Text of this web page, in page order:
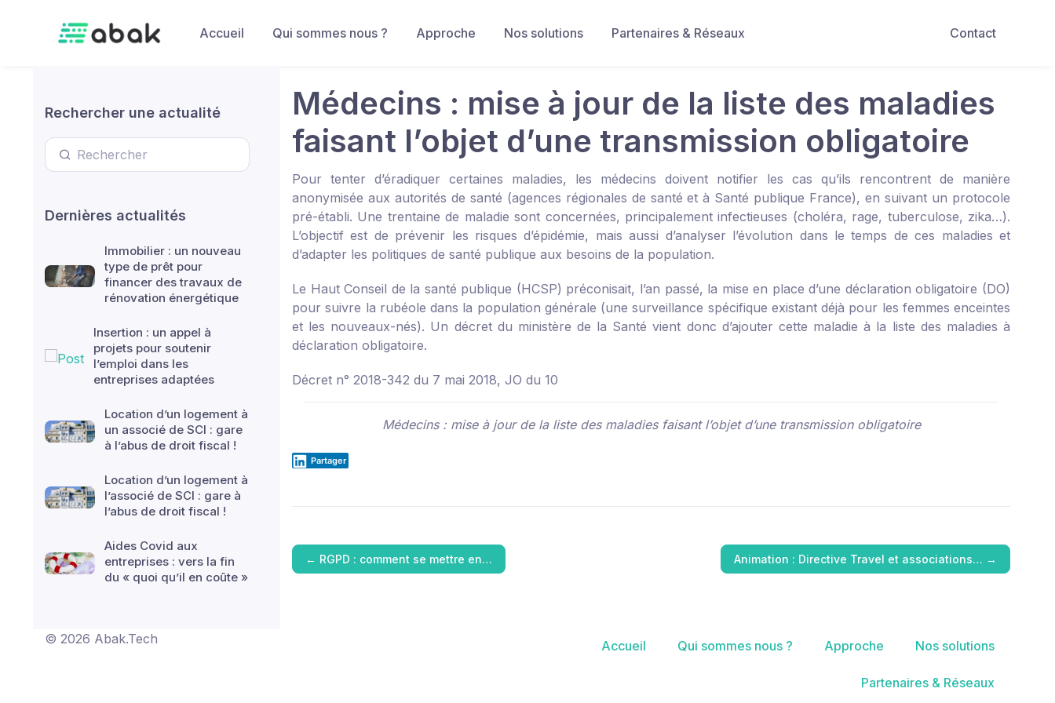
Contact
Accueil Qui sommes nous ? Approche Nos solutions Partenaires & Réseaux
Rechercher une actualité
Dernières actualités
Immobilier : un nouveau
type de prêt pour
financer des travaux de
rénovation énergétique
Insertion : un appel à
projets pour soutenir
l’emploi dans les
entreprises adaptées
Location d’un logement à
un associé de SCI : gare
à l’abus de droit fiscal !
Location d’un logement à
l’associé de SCI : gare à
l’abus de droit fiscal !
Aides Covid aux
entreprises : vers la fin
du « quoi qu’il en coûte »
Médecins : mise à jour de la liste des maladies
faisant l’objet d’une transmission obligatoire
Pour tenter d’éradiquer certaines maladies, les médecins doivent notifier les cas qu’ils rencontrent de manière
anonymisée aux autorités de santé (agences régionales de santé et à Santé publique France), en suivant un protocole
pré-établi. Une trentaine de maladie sont concernées, principalement infectieuses (choléra, rage, tuberculose, zika…).
L’objectif est de prévenir les risques d’épidémie, mais aussi d’analyser l’évolution dans le temps de ces maladies et
d’adapter les politiques de santé publique aux besoins de la population.
Le Haut Conseil de la santé publique (HCSP) préconisait, l’an passé, la mise en place d’une déclaration obligatoire (DO)
pour suivre la rubéole dans la population générale (une surveillance spécifique existant déjà pour les femmes enceintes
et les nouveaux-nés). Un décret du ministère de la Santé vient donc d’ajouter cette maladie à la liste des maladies à
déclaration obligatoire.
Décret n° 2018-342 du 7 mai 2018, JO du 10
Médecins : mise à jour de la liste des maladies faisant l’objet d’une transmission obligatoire
Partager
← RGPD : comment se mettre en… Animation : Directive Travel et associations… →
© 2026 Abak.Tech Accueil Qui sommes nous ? Approche Nos solutions
Partenaires & Réseaux